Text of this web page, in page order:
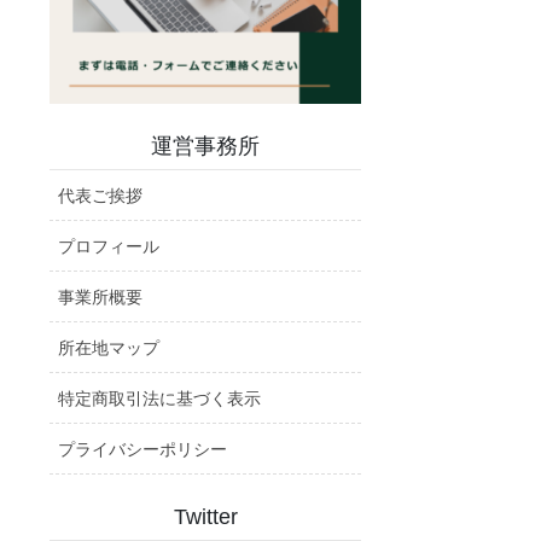
運営事務所
代表ご挨拶
プロフィール
事業所概要
所在地マップ
特定商取引法に基づく表示
プライバシーポリシー
Twitter